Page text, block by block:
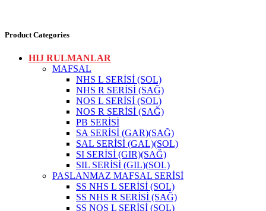
Product Categories
HIJ RULMANLAR
MAFSAL
NHS L SERİSİ (SOL)
NHS R SERİSİ (SAĞ)
NOS L SERİSİ (SOL)
NOS R SERİSİ (SAĞ)
PB SERİSİ
SA SERİSİ (GAR)(SAĞ)
SAL SERİSİ (GAL)(SOL)
SI SERİSİ (GIR)(SAĞ)
SIL SERİSİ (GIL)(SOL)
PASLANMAZ MAFSAL SERİSİ
SS NHS L SERİSİ (SOL)
SS NHS R SERİSİ (SAĞ)
SS NOS L SERİSİ (SOL)